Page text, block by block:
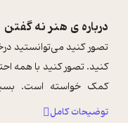
درباره ی هنر نه گفتن
تصور کنید می‌توانستید
کنید. تصور کنید با همه
کمک خواسته است.
شلوغ‌ترین و گرف ...
توضیحات کامل